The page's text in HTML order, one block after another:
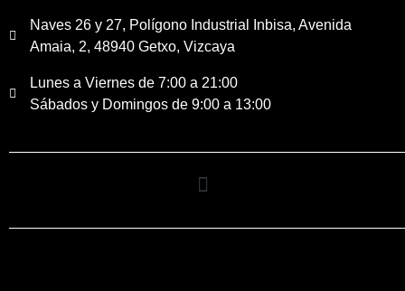
Naves 26 y 27, Polígono Industrial Inbisa, Avenida
Amaia, 2, 48940 Getxo, Vizcaya
Lunes a Viernes de 7:00 a 21:00
Sábados y Domingos de 9:00 a 13:00